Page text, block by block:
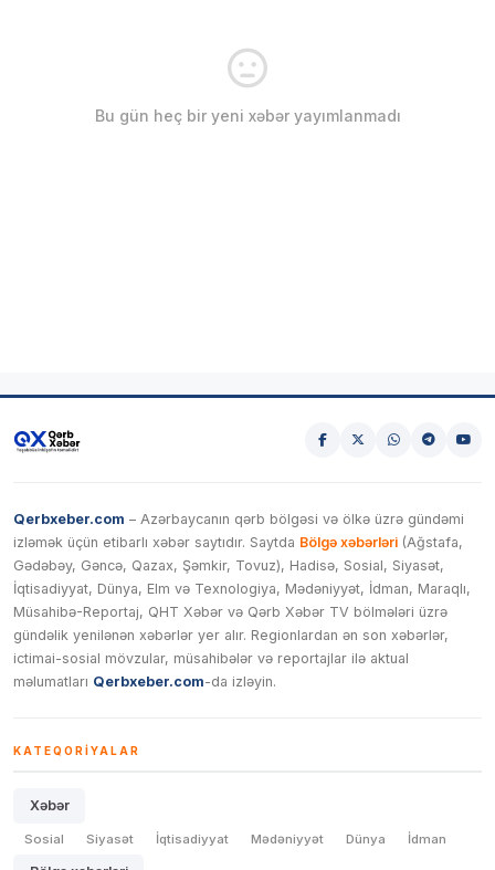
Bu gün heç bir yeni xəbər yayımlanmadı
Qerbxeber.com – Azərbaycanın qərb bölgəsi və ölkə üzrə gündəmi
izləmək üçün etibarlı xəbər saytıdır. Saytda Bölgə xəbərləri (Ağstafa,
Gədəbəy, Gəncə, Qazax, Şəmkir, Tovuz), Hadisə, Sosial, Siyasət,
İqtisadiyyat, Dünya, Elm və Texnologiya, Mədəniyyət, İdman, Maraqlı,
Müsahibə-Reportaj, QHT Xəbər və Qərb Xəbər TV bölmələri üzrə
gündəlik yenilənən xəbərlər yer alır. Regionlardan ən son xəbərlər,
ictimai-sosial mövzular, müsahibələr və reportajlar ilə aktual
məlumatları Qerbxeber.com-da izləyin.
KATEQORIYALAR
Xəbər
Sosial Siyasət İqtisadiyyat Mədəniyyət Dünya İdman